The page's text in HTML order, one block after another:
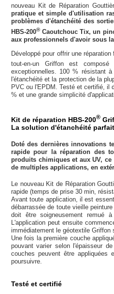
nouveau Kit de Réparation
pratique et simple d'utilisation
problèmes d'étanchéité des
HBS-200® Caoutchouc Tix, un
aux professionnels d'avoir sous
Développé pour offrir une
tout-en-un Griffon est composé
exceptionnelles. 100 % résistant
l'étanchéité et la protection de la
PVC ou l'EPDM. Testé et certifié, il
% et une grande simplicité
Kit de réparation HBS-200®
La solution d'étanchéité
Doté des dernières innovations
rapide pour la réparation des
produits chimiques et aux UV,
de multiples applications, en
Le nouveau Kit de Réparation
rapide (temps de prise 30 min,
Avant toute application, il est
débarrassée de toute vieille
doit être soigneusement remué
L'application peut ensuite
immédiatement le géotextile Griffon
Une fois la première couche
pouvant varier selon l'épaisseur
couches peuvent être appliquées
poursuivre.
Testé et certifié